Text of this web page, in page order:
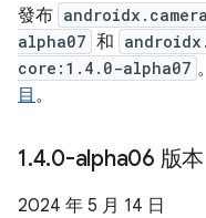
發布
alpha07 和
core:1.4.0-alpha07
目 。
1.4.0-alpha06 版本
2024 年 5 月 14 日